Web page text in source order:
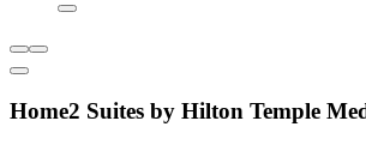
Home2 Suites by Hilton Temple